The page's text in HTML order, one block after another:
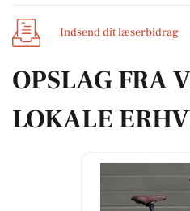
Indsend dit læserbidrag
OPSLAG FRA
LOKALE